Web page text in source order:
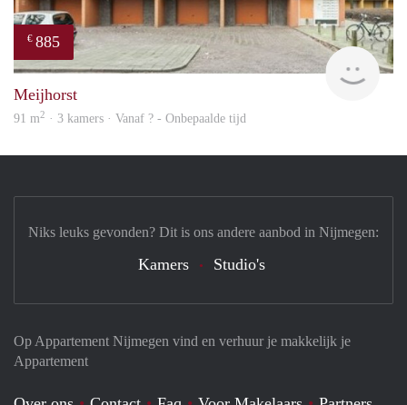
€ 885
Meijhorst
91 m2 · 3 kamers · Vanaf ? - Onbepaalde tijd
Op Appartement Nijmegen vind en verhuur je makkelijk je
Appartement
Niks leuks gevonden? Dit is ons andere aanbod in Nijmegen:
Kamers Studio's